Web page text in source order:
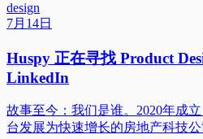
design
7月14日
Huspy 正在寻找 Product
LinkedIn
故事至今：我们是谁。2020年成
台发展为快速增长的房地产科技公